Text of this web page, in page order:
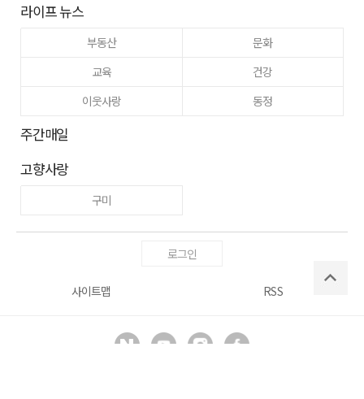
라이프 뉴스
부동산
문화
교육
건강
이웃사랑
동정
주간매일
고향사랑
구미
로그인
사이트맵 RSS